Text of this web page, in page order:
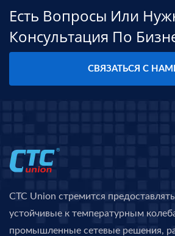
Есть Вопросы Или
Консультация По
СВЯЗАТЬСЯ С
CTC Union стремится
устойчивые к температурным
промышленные сетевые решения,